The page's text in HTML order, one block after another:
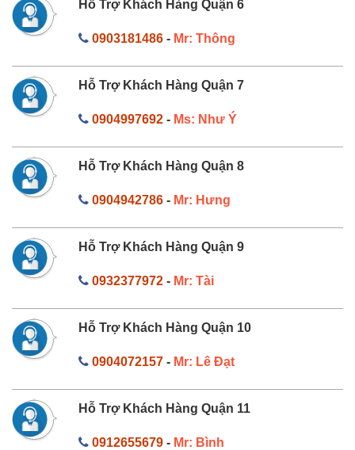
Hỗ Trợ Khách Hàng Quận 6
0903181486- Mr: Thông
Hỗ Trợ Khách Hàng Quận 7
0904997692- Ms: Như Ý
Hỗ Trợ Khách Hàng Quận 8
0904942786- Mr: Hưng
Hỗ Trợ Khách Hàng Quận 9
0932377972- Mr: Tài
Hỗ Trợ Khách Hàng Quận 10
0904072157- Mr: Lê Đạt
Hỗ Trợ Khách Hàng Quận 11
0912655679- Mr: Bình